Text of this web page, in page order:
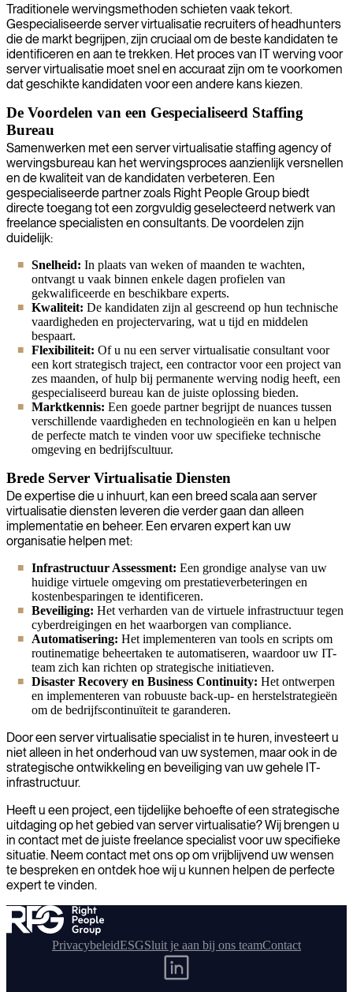
Traditionele wervingsmethoden schieten vaak tekort.
Gespecialiseerde server virtualisatie recruiters of headhunters
die de markt begrijpen, zijn cruciaal om de beste kandidaten te
identificeren en aan te trekken. Het proces van IT werving voor
server virtualisatie moet snel en accuraat zijn om te voorkomen
dat geschikte kandidaten voor een andere kans kiezen.
De Voordelen van een Gespecialiseerd Staffing
Bureau
Samenwerken met een server virtualisatie staffing agency of
wervingsbureau kan het wervingsproces aanzienlijk versnellen
en de kwaliteit van de kandidaten verbeteren. Een
gespecialiseerde partner zoals Right People Group biedt
directe toegang tot een zorgvuldig geselecteerd netwerk van
freelance specialisten en consultants. De voordelen zijn
duidelijk:
Snelheid: In plaats van weken of maanden te wachten,
ontvangt u vaak binnen enkele dagen profielen van
gekwalificeerde en beschikbare experts.
Kwaliteit: De kandidaten zijn al gescreend op hun technische
vaardigheden en projectervaring, wat u tijd en middelen
bespaart.
Flexibiliteit: Of u nu een server virtualisatie consultant voor
een kort strategisch traject, een contractor voor een project van
zes maanden, of hulp bij permanente werving nodig heeft, een
gespecialiseerd bureau kan de juiste oplossing bieden.
Marktkennis: Een goede partner begrijpt de nuances tussen
verschillende vaardigheden en technologieën en kan u helpen
de perfecte match te vinden voor uw specifieke technische
omgeving en bedrijfscultuur.
Brede Server Virtualisatie Diensten
De expertise die u inhuurt, kan een breed scala aan server
virtualisatie diensten leveren die verder gaan dan alleen
implementatie en beheer. Een ervaren expert kan uw
organisatie helpen met:
Infrastructuur Assessment: Een grondige analyse van uw
huidige virtuele omgeving om prestatieverbeteringen en
kostenbesparingen te identificeren.
Beveiliging: Het verharden van de virtuele infrastructuur tegen
cyberdreigingen en het waarborgen van compliance.
Automatisering: Het implementeren van tools en scripts om
routinematige beheertaken te automatiseren, waardoor uw IT-
team zich kan richten op strategische initiatieven.
Disaster Recovery en Business Continuity: Het ontwerpen
en implementeren van robuuste back-up- en herstelstrategieën
om de bedrijfscontinuïteit te garanderen.
Door een server virtualisatie specialist in te huren, investeert u
niet alleen in het onderhoud van uw systemen, maar ook in de
strategische ontwikkeling en beveiliging van uw gehele IT-
infrastructuur.
Heeft u een project, een tijdelijke behoefte of een strategische
uitdaging op het gebied van server virtualisatie? Wij brengen u
in contact met de juiste freelance specialist voor uw specifieke
situatie. Neem contact met ons op om vrijblijvend uw wensen
te bespreken en ontdek hoe wij u kunnen helpen de perfecte
expert te vinden.
PrivacybeleidESGSluit je aan bij ons teamContact